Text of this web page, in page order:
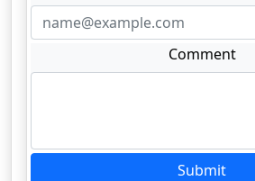
Comment
Submit